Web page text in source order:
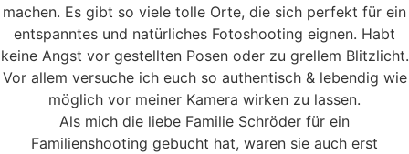
machen. Es gibt so viele tolle Orte, die sich perfekt für ein
entspanntes und natürliches Fotoshooting eignen. Habt
keine Angst vor gestellten Posen oder zu grellem Blitzlicht.
Vor allem versuche ich euch so authentisch & lebendig wie
möglich vor meiner Kamera wirken zu lassen.
Als mich die liebe Familie Schröder für ein
Familienshooting gebucht hat, waren sie auch erst